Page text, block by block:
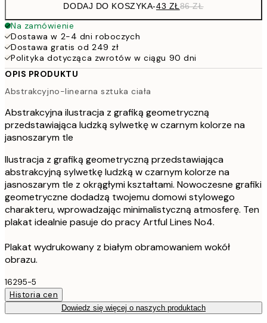
DODAJ DO KOSZYKA-43 ZŁ 86 ZŁ
Na zamówienie
Dostawa w 2-4 dni roboczych
Dostawa gratis od 249 zł
Polityka dotycząca zwrotów w ciągu 90 dni
OPIS PRODUKTU
Abstrakcyjno-linearna sztuka ciała
Abstrakcyjna ilustracja z grafiką geometryczną
przedstawiająca ludzką sylwetkę w czarnym kolorze na
jasnoszarym tle
Ilustracja z grafiką geometryczną przedstawiająca
abstrakcyjną sylwetkę ludzką w czarnym kolorze na
jasnoszarym tle z okrągłymi kształtami. Nowoczesne grafiki
geometryczne dodadzą twojemu domowi stylowego
charakteru, wprowadzając minimalistyczną atmosferę. Ten
plakat idealnie pasuje do pracy Artful Lines No4.
Plakat wydrukowany z białym obramowaniem wokół
obrazu.
16295-5
Historia cen
Dowiedz się więcej o naszych produktach